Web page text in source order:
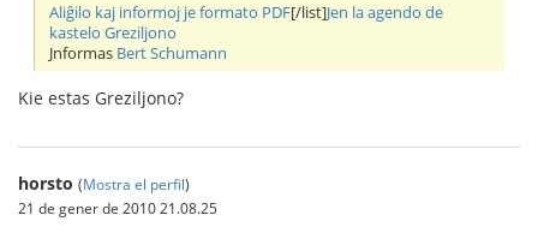
Aliĝilo kaj informoj je formato PDF[/list]Jen la agendo de
kastelo Greziljono
Jnformas Bert Schumann
Kie estas Greziljono?
horsto (Mostra el perfil)
21 de gener de 2010 21.08.25